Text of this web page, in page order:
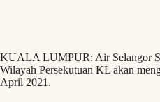
KUALA LUMPUR: Air Selangor
Wilayah Persekutuan KL akan
April 2021.